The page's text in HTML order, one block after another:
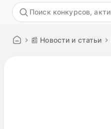
📰 Новости и статьи